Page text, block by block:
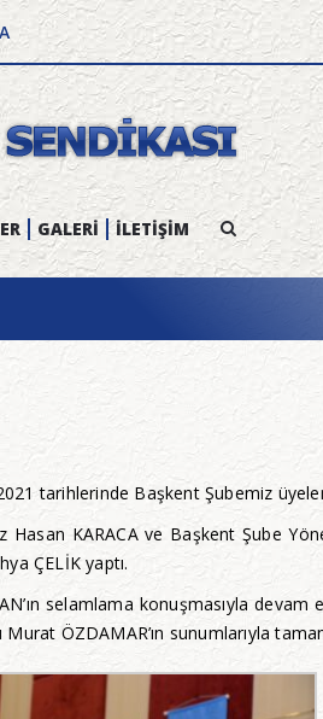
GALERİ İLETİŞİM
tarihlerinde Başkent Şubemiz
Hasan KARACA ve Başkent Şube
ÇELİK yaptı.
selamlama konuşmasıyla
ÖZDAMAR’ın sunumlarıyla